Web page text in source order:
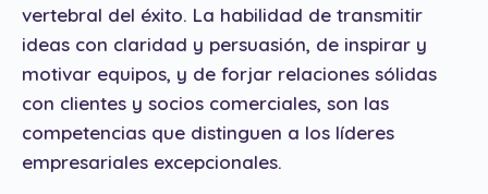
vertebral del éxito. La habilidad de transmitir
ideas con claridad y persuasión, de inspirar y
motivar equipos, y de forjar relaciones sólidas
con clientes y socios comerciales, son las
competencias que distinguen a los líderes
empresariales excepcionales.